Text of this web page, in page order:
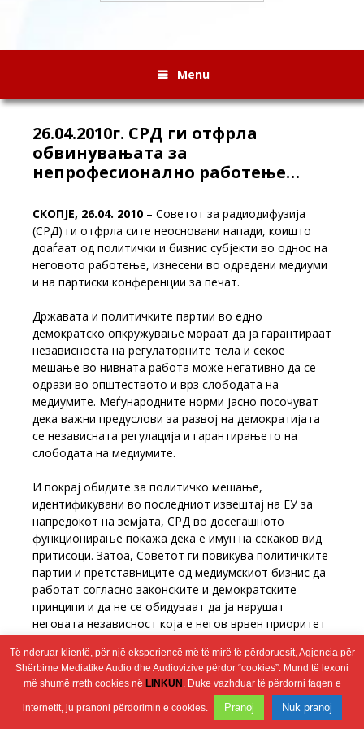
Menu
26.04.2010г. СРД ги отфрла
обвинувањата за
непрофесионално работење…
СКОПЈЕ, 26.04. 2010 – Советот за радиодифузија
(СРД) ги отфрла сите неосновани напади, коишто
доаѓаат од политички и бизнис субјекти во однос на
неговото работење, изнесени во одредени медиуми
и на партиски конференции за печат.
Државата и политичките партии во едно
демократско опкружување мораат да ја гарантираат
независноста на регулаторните тела и секое
мешање во нивната работа може негативно да се
одрази во општеството и врз слободата на
медиумите. Меѓународните норми јасно посочуват
дека важни предуслови за развој на демократијата
се независната регулација и гарантирањето на
слободата на медиумите.
И покрај обидите за политичко мешање,
идентификувани во последниот извештај на ЕУ за
напредокот на земјата, СРД во досегашното
функционирање покажа дека е имун на секаков вид
притисоци. Затоа, Советот ги повикува политичките
партии и претставниците од медиумскиот бизнис да
работат согласно законските и демократските
принципи и да не се обидуваат да ја нарушат
неговата независност која е негов врвен приоритет
како регулаторно тело.
Wingaga
2026 © Агенција за аудио и аудиовизуелни медиумски услуги
Të nderuar klientë, për një eksperiencë më të mirë të përdoruesit, Agjencia për
Shërbime Mediatike Audio dhe Audiovizive përdor “cookies”. Mund të lexoni
më shumë rreth cookies në LINKUN . Duke vazhduar të përdorni faqen e
internetit, ju pranoni përdorimin e cookies. Pranoj Nuk pranoj